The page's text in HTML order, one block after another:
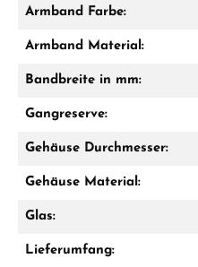
Mo–Fr: 10:00 –
Ab 1.000 €
Armband Farbe:
Armband Material:
Bandbreite in mm:
Gangreserve:
Gehäuse Durchmesser:
Gehäuse Material:
Glas:
Lieferumfang: